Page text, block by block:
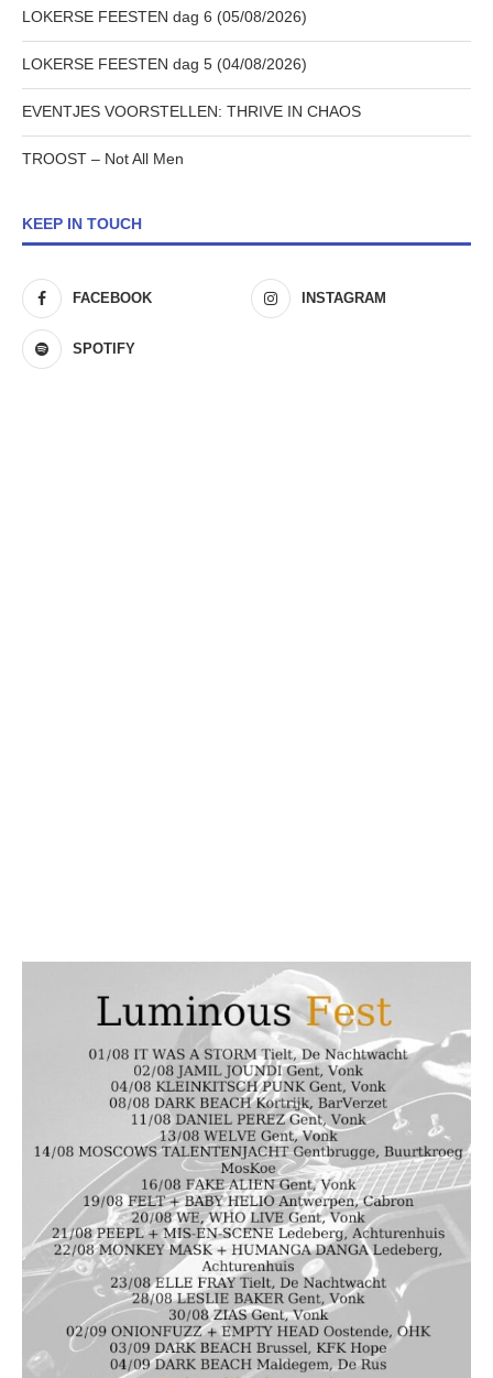
LOKERSE FEESTEN dag 6 (05/08/2026)
LOKERSE FEESTEN dag 5 (04/08/2026)
EVENTJES VOORSTELLEN: THRIVE IN CHAOS
TROOST – Not All Men
KEEP IN TOUCH
FACEBOOK INSTAGRAM
SPOTIFY